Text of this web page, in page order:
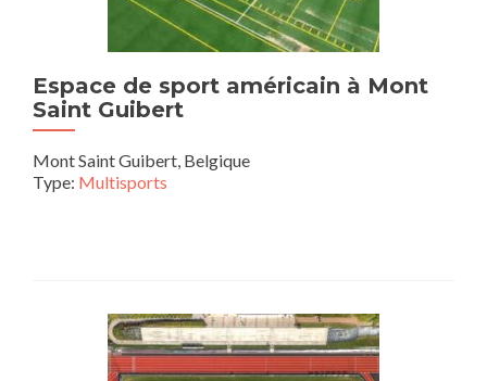
Espace de sport américain à Mont
Saint Guibert
Mont Saint Guibert, Belgique
Type: Multisports